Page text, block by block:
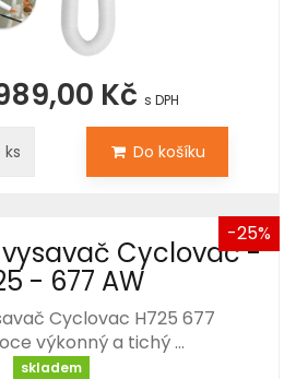
Kč s DPH
ks Do košíku
-25%
Cyclovac -
- 677 AW
Cyclovac H725 677
výkonný a tichý …
skladem